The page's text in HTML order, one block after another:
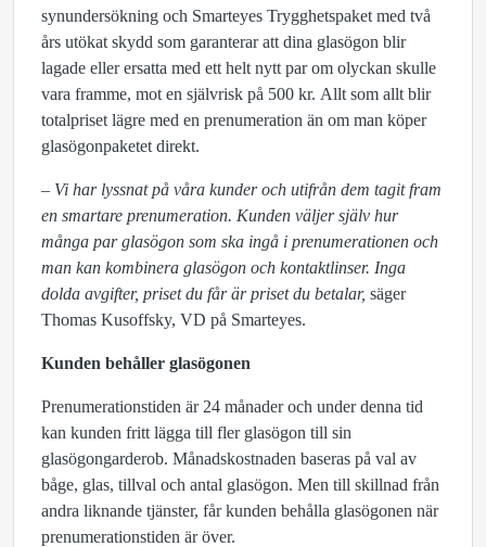
synundersökning och Smarteyes Trygghetspaket med två
års utökat skydd som garanterar att dina glasögon blir
lagade eller ersatta med ett helt nytt par om olyckan skulle
vara framme, mot en självrisk på 500 kr. Allt som allt blir
totalpriset lägre med en prenumeration än om man köper
glasögonpaketet direkt.
– Vi har lyssnat på våra kunder och utifrån dem tagit fram
en smartare prenumeration. Kunden väljer själv hur
många par glasögon som ska ingå i prenumerationen och
man kan kombinera glasögon och kontaktlinser. Inga
dolda avgifter, priset du får är priset du betalar, säger
Thomas Kusoffsky, VD på Smarteyes.
Kunden behåller glasögonen
Prenumerationstiden är 24 månader och under denna tid
kan kunden fritt lägga till fler glasögon till sin
glasögongarderob. Månadskostnaden baseras på val av
båge, glas, tillval och antal glasögon. Men till skillnad från
andra liknande tjänster, får kunden behålla glasögonen när
prenumerationstiden är över.